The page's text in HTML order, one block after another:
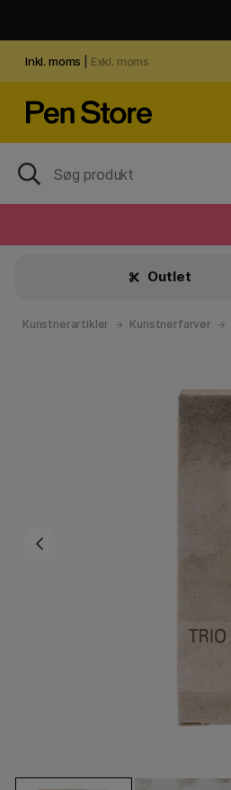
Inkl. moms Exkl. moms
Outlet
Kunstnerartikler Kunstnerfarver